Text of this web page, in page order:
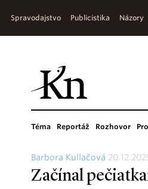
Spravodajstvo Publicistika Názory
Téma Reportáž Rozhovor
Barbora Kullačová
Začínal